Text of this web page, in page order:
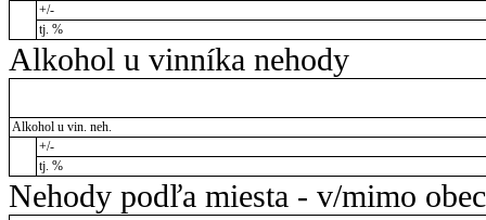
+/-
tj. %
Alkohol u vinníka nehody
Alkohol u vin. neh.
+/-
tj. %
Nehody podľa miesta - v/mimo obec